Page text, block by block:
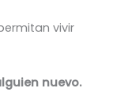
vivir
nuevo.